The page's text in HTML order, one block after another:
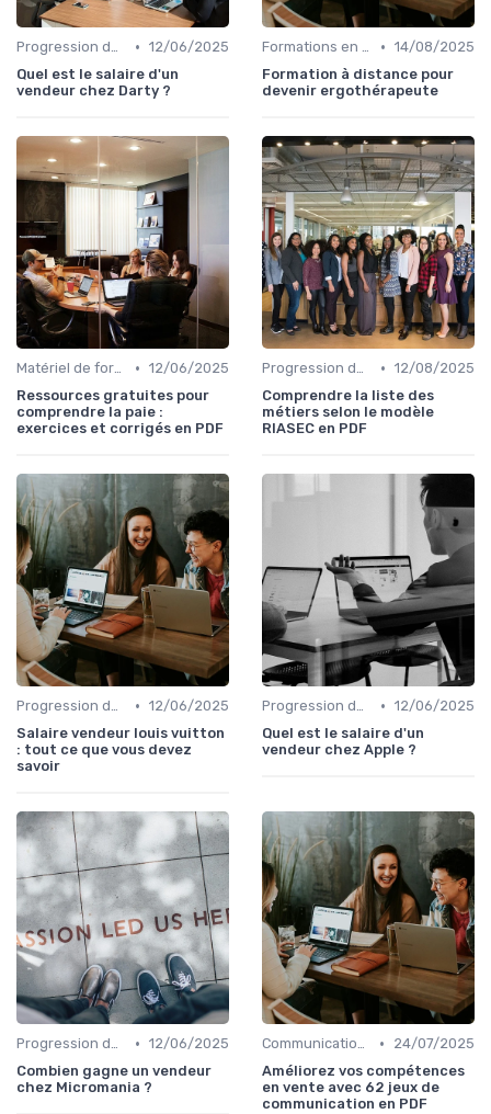
Progression de carrière en vente • 12/06/2025
Quel est le salaire d'un
vendeur chez Darty ?
Formations en ligne • 14/08/2025
Formation à distance pour
devenir ergothérapeute
Matériel de formation et tutoriels • 12/06/2025
Ressources gratuites pour
comprendre la paie :
exercices et corrigés en PDF
Progression de carrière en vente • 12/08/2025
Comprendre la liste des
métiers selon le modèle
RIASEC en PDF
Progression de carrière en vente • 12/06/2025
Salaire vendeur louis vuitton
: tout ce que vous devez
savoir
Progression de carrière en vente • 12/06/2025
Quel est le salaire d'un
vendeur chez Apple ?
Progression de carrière en vente • 12/06/2025
Combien gagne un vendeur
chez Micromania ?
Communication commerciale •
24/07/2025
Améliorez vos compétences
en vente avec 62 jeux de
communication en PDF